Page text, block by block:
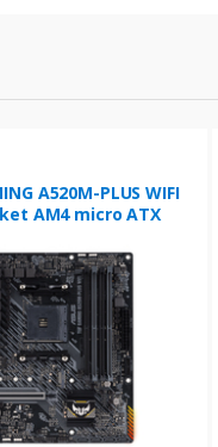
A520M-PLUS WIFI
AM4 micro ATX